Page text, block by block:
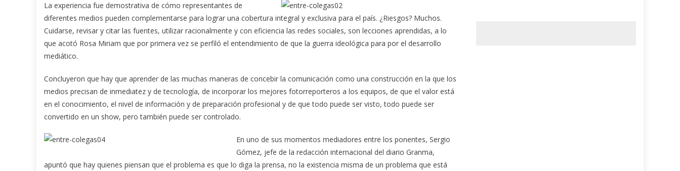
La experiencia fue demostrativa de cómo representantes de
diferentes medios pueden complementarse para lograr una cobertura integral y exclusiva para el país. ¿Riesgos? Muchos.
Cuidarse, revisar y citar las fuentes, utilizar racionalmente y con eficiencia las redes sociales, son lecciones aprendidas, a lo
que acotó Rosa Miriam que por primera vez se perfiló el entendimiento de que la guerra ideológica para por el desarrollo
mediático.
Concluyeron que hay que aprender de las muchas maneras de concebir la comunicación como una construcción en la que los
medios precisan de inmediatez y de tecnología, de incorporar los mejores fotorreporteros a los equipos, de que el valor está
en el conocimiento, el nivel de información y de preparación profesional y de que todo puede ser visto, todo puede ser
convertido en un show, pero también puede ser controlado.
En uno de sus momentos mediadores entre los ponentes, Sergio
Gómez, jefe de la redacción internacional del diario Granma,
apuntó que hay quienes piensan que el problema es que lo diga la prensa, no la existencia misma de un problema que está